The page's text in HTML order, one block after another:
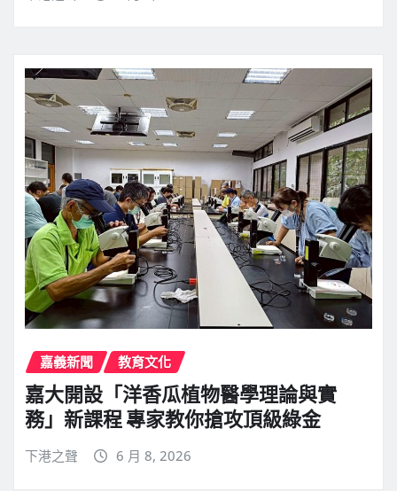
嘉義新聞 教育文化
嘉大開設「洋香瓜植物醫學理論與實
務」新課程 專家教你搶攻頂級綠金
下港之聲 6 月 8, 2026